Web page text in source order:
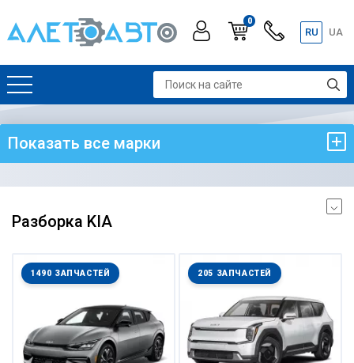
0
RU UA
Показать все марки
Разборка KIA
1490 ЗАПЧАСТЕЙ 205 ЗАПЧАСТЕЙ